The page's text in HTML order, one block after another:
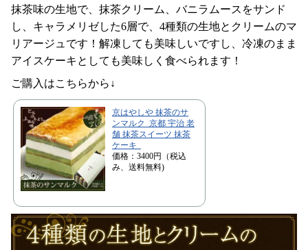
抹茶味の生地で、抹茶クリーム、バニラムースをサンド
し、キャラメリゼした6層で、4種類の生地とクリームのマ
リアージュです！解凍しても美味しいですし、冷凍のまま
アイスケーキとしても美味しく食べられます！
ご購入はこちらから↓
京はやしや 抹茶のサ
ンマルク 京都 宇治 老
舗 抹茶スイーツ 抹茶
ケーキ
価格：3400円（税込
み、送料無料)